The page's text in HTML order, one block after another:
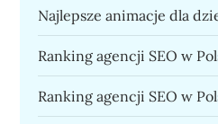
Najlepsze animacje dla
Ranking agencji SEO w
Ranking agencji SEO w